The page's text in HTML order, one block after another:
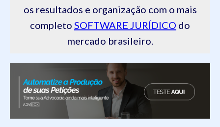
os resultados e organização com o mais
completo SOFTWARE JURÍDICO do
mercado brasileiro.